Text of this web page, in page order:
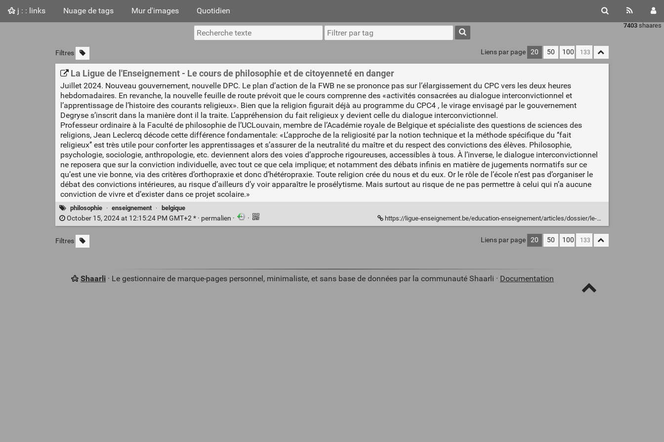
j : : links Nuage de tags Mur d'images Quotidien
7403 shaares
Filtres Liens par page 20 50 100
La Ligue de l'Enseignement - Le cours de philosophie et de citoyenneté en danger
Juillet 2024. Nouveau gouvernement, nouvelle DPC. Le plan d’action de la FWB ne se prononce pas sur l’élargissement du CPC vers les deux heures
hebdomadaires. En revanche, la nouvelle feuille de route prévoit que le cours comprenne des «activités consacrées au dialogue interconvictionnel et
l’apprentissage de l’histoire des courants religieux». Bien que la religion figurait déjà au programme du CPC4 , le virage envisagé par le gouvernement
Degryse s’inscrit dans la manière dont il la traite. L’appréhension du fait religieux y devient celle du dialogue interconvictionnel.
Professeur ordinaire à la Faculté de philosophie de l’UCLouvain, membre de l’Académie royale de Belgique et spécialiste des questions de sciences des
religions, Jean Leclercq décode cette différence fondamentale: «L’approche de la religiosité par la notion technique et la méthode spécifique du ‘‘fait
religieux’’ est très utile pour conforter les apprentissages et s’assurer de la neutralité du maître et du respect des convictions des élèves. Philosophie,
psychologie, sociologie, anthropologie, etc. deviennent alors des voies d’approche rigoureuses, accessibles à tous. À l’inverse, le dialogue interconvictionnel
ne reposera que sur la conviction individuelle, avec tout ce que cela implique; et notamment des débats infinis en matière de jugements normatifs sur ce
qu’est une vie bonne, via des critères d’orthopraxie et donc d’hétéropraxie. Toute religion crée du nous et du eux. Or le rôle de l’école n’est pas d’organiser le
débat des convictions intérieures, au risque d’ailleurs d’y voir apparaître le prosélytisme. Mais surtout au risque de ne pas permettre à celui qui n’a aucune
conviction de vivre et d’exister dans ce projet scolaire.»
philosophie · enseignement · belgique
October 15, 2024 at 12:15:24 PM GMT+2 * · permalien · · https://ligue-enseignement.be/education-enseignement/articles/dossier/le-cours-de-philosophie-et-de-citoyennete-en-danger
Filtres Liens par page 20 50 100
Shaarli· Le gestionnaire de marque-pages personnel, minimaliste, et sans base de données par la communauté Shaarli · Documentation